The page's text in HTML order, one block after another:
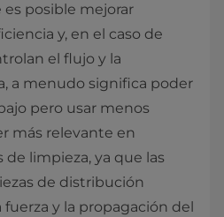
posible mejorar
y, en el caso de
el flujo y la
a menudo significa poder
pero usar menos
más relevante en
limpieza, ya que las
de distribución
y la propagación del